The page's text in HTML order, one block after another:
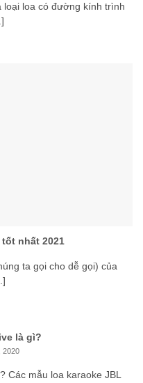
loại loa có đường kính trình
tốt nhất 2021
ta gọi cho dễ gọi) của
là gì?
2020
Các mẫu loa karaoke JBL